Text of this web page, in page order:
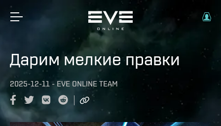
Дарим мелкие правки
2025-12-11 - EVE ONLINE TEAM